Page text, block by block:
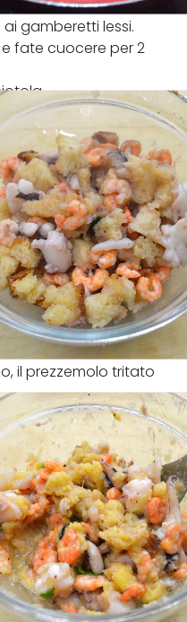
gamberetti lessi.
fate cuocere per 2
il prezzemolo tritato